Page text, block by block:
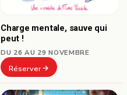
Charge mentale, sauve qui
peut !
DU 26 AU 29 NOVEMBRE
Réserver